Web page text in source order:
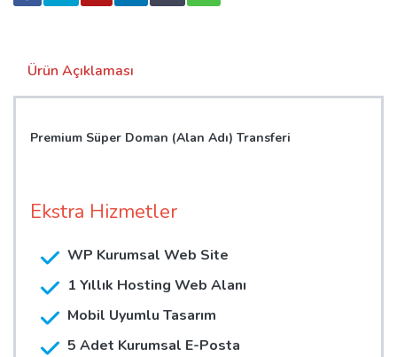
Ürün Açıklaması
Premium Süper Doman (Alan Adı) Transferi
Ekstra Hizmetler
WP Kurumsal Web Site
1 Yıllık Hosting Web Alanı
Mobil Uyumlu Tasarım
5 Adet Kurumsal E-Posta